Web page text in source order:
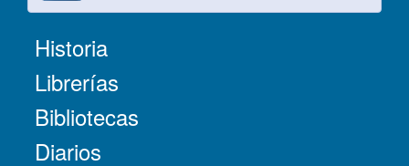
Historia
Librerías
Bibliotecas
Diarios